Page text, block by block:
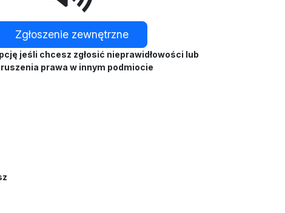
Zgłoszenie zewnętrzne
jeśli chcesz zgłosić nieprawidłowości lub
prawa w innym podmiocie